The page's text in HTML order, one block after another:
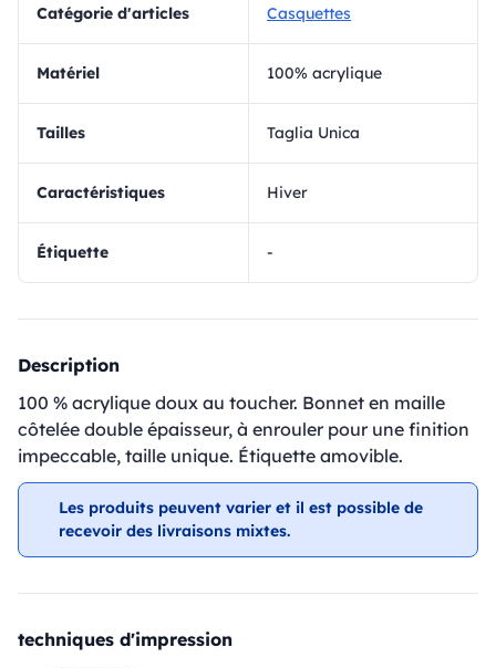
Catégorie d'articles Casquettes
matériel 100% acrylique
Tailles Taglia Unica
Caractéristiques Hiver
Étiquette -
Description
100 % acrylique doux au toucher. Bonnet en maille
côtelée double épaisseur, à enrouler pour une finition
impeccable, taille unique. Étiquette amovible.
Les produits peuvent varier et il est possible de
recevoir des livraisons mixtes.
techniques d'impression